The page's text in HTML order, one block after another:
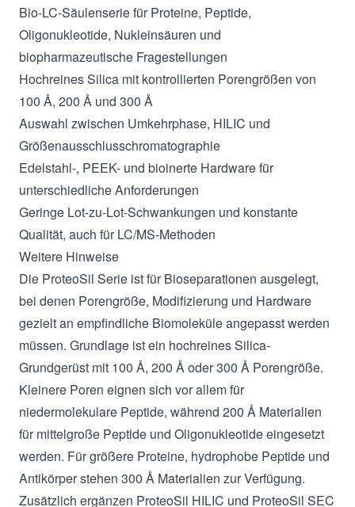
Bio-LC-Säulenserie für Proteine, Peptide,
Oligonukleotide, Nukleinsäuren und
biopharmazeutische Fragestellungen
Hochreines Silica mit kontrollierten Porengrößen von
100 Å, 200 Å und 300 Å
Auswahl zwischen Umkehrphase, HILIC und
Größenausschlusschromatographie
Edelstahl-, PEEK- und bioinerte Hardware für
unterschiedliche Anforderungen
Geringe Lot-zu-Lot-Schwankungen und konstante
Qualität, auch für LC/MS-Methoden
Weitere Hinweise
Die ProteoSil Serie ist für Bioseparationen ausgelegt,
bei denen Porengröße, Modifizierung und Hardware
gezielt an empfindliche Biomoleküle angepasst werden
müssen. Grundlage ist ein hochreines Silica-
Grundgerüst mit 100 Å, 200 Å oder 300 Å Porengröße.
Kleinere Poren eignen sich vor allem für
niedermolekulare Peptide, während 200 Å Materialien
für mittelgroße Peptide und Oligonukleotide eingesetzt
werden. Für größere Proteine, hydrophobe Peptide und
Antikörper stehen 300 Å Materialien zur Verfügung.
Zusätzlich ergänzen ProteoSil HILIC und ProteoSil SEC